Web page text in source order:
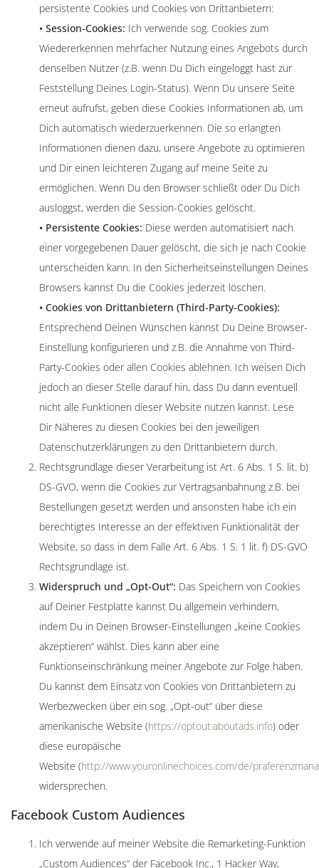
persistente Cookies und Cookies von Drittanbietern:
• Session-Cookies: Ich verwende sog. Cookies zum
Wiedererkennen mehrfacher Nutzung eines Angebots durch
denselben Nutzer (z.B. wenn Du Dich eingeloggt hast zur
Feststellung Deines Login-Status). Wenn Du unsere Seite
erneut aufrufst, geben diese Cookies Informationen ab, um
Dich automatisch wiederzuerkennen. Die so erlangten
Informationen dienen dazu, unsere Angebote zu optimieren
und Dir einen leichteren Zugang auf meine Seite zu
ermöglichen. Wenn Du den Browser schließt oder Du Dich
ausloggst, werden die Session-Cookies gelöscht.
• Persistente Cookies: Diese werden automatisiert nach
einer vorgegebenen Dauer gelöscht, die sich je nach Cookie
unterscheiden kann. In den Sicherheitseinstellungen Deines
Browsers kannst Du die Cookies jederzeit löschen.
• Cookies von Drittanbietern (Third-Party-Cookies):
Entsprechend Deinen Wünschen kannst Du Deine Browser-
Einstellung konfigurieren und z.B. die Annahme von Third-
Party-Cookies oder allen Cookies ablehnen. Ich weisen Dich
jedoch an dieser Stelle darauf hin, dass Du dann eventuell
nicht alle Funktionen dieser Website nutzen kannst. Lese
Dir Näheres zu diesen Cookies bei den jeweiligen
Datenschutzerklärungen zu den Drittanbietern durch.
Rechtsgrundlage dieser Verarbeitung ist Art. 6 Abs. 1 S. lit. b)
DS-GVO, wenn die Cookies zur Vertragsanbahnung z.B. bei
Bestellungen gesetzt werden und ansonsten habe ich ein
berechtigtes Interesse an der effektiven Funktionalität der
Website, so dass in dem Falle Art. 6 Abs. 1 S. 1 lit. f) DS-GVO
Rechtsgrundlage ist.
Widerspruch und „Opt-Out“: Das Speichern von Cookies
auf Deiner Festplatte kannst Du allgemein verhindern,
indem Du in Deinen Browser-Einstellungen „keine Cookies
akzeptieren“ wählst. Dies kann aber eine
Funktionseinschränkung meiner Angebote zur Folge haben.
Du kannst dem Einsatz von Cookies von Drittanbietern zu
Werbezwecken über ein sog. „Opt-out“ über diese
amerikanische Website (https://optout.aboutads.info) oder
diese europäische
Website (http://www.youronlinechoices.com/de/
widersprechen.
Facebook Custom Audiences
Ich verwende auf meiner Website die Remarketing-Funktion
„Custom Audiences“ der Facebook Inc., 1 Hacker Way,